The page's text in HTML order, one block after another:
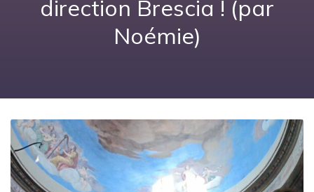
direction Brescia ! (par
Noémie)